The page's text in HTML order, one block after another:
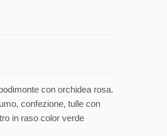
con orchidea rosa.
confezione, tulle con
in raso color verde